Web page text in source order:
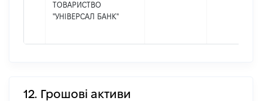
ТОВАРИСТВО
"УНІВЕРСАЛ БАНК"
12. Грошові активи